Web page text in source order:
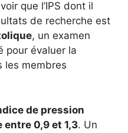
que l’IPS dont il
de recherche est
, un examen
pour évaluer la
les membres
de pression
0,9 et 1,3. Un